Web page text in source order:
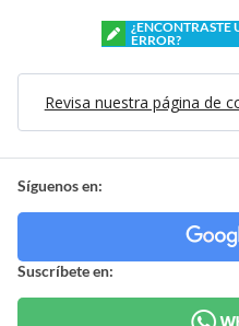
¿ENCONTRASTE
ERROR?
Revisa nuestra página de
Síguenos en:
Suscríbete en: